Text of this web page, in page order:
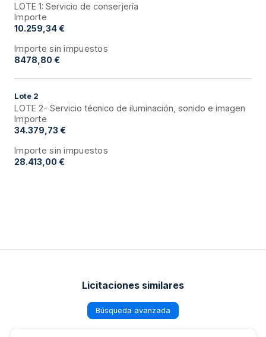
LOTE 1: Servicio de conserjería
Importe
10.259,34 €
Importe sin impuestos
8478,80 €
Lote 2
LOTE 2- Servicio técnico de iluminación, sonido e imagen
Importe
34.379,73 €
Importe sin impuestos
28.413,00 €
Licitaciones similares
Búsqueda avanzada